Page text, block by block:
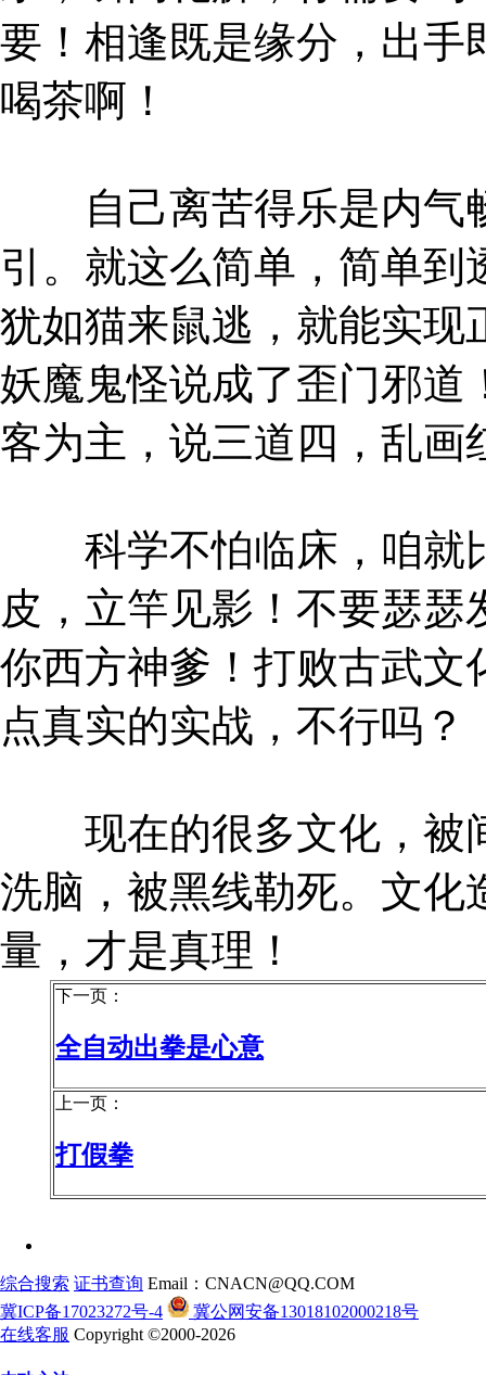
要！相逢既是缘分，出手
喝茶啊！
自己离苦得乐是内气
引。就这么简单，简单
犹如猫来鼠逃，就能实现
妖魔鬼怪说成了歪门邪道
客为主，说三道四，乱画
科学不怕临床，咱就
皮，立竿见影！不要瑟
你西方神爹！打败古武文
点真实的实战，不行吗？
现在的很多文化，被
洗脑，被黑线勒死。文化
量，才是真理！
下一页：
全自动出拳是心意
上一页：
打假拳
综合搜索 证书查询 Email：CNACN@QQ.COM
冀ICP备17023272号-4
冀公网安备13018102000218号
在线客服 Copyright ©2000-2026